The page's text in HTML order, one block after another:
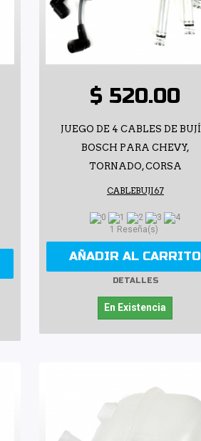
$ 520.00
JUEGO DE 4 CABLES DE
BOSCH PARA CHEVY,
TORNADO, CORSA
CABLEBUJI67
1 Reseña(s)
AÑADIR AL CARRITO
DETALLES
En Existencia